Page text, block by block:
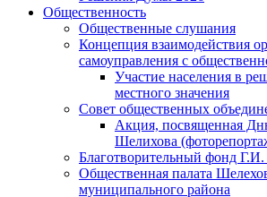
Общественность
Общественные слушания
Концепция взаимодействия
самоуправления с
Участие населения в
местного значения
Совет общественных
Акция, посвященная
Шелихова
Благотворительный фонд
Общественная палата
муниципального района